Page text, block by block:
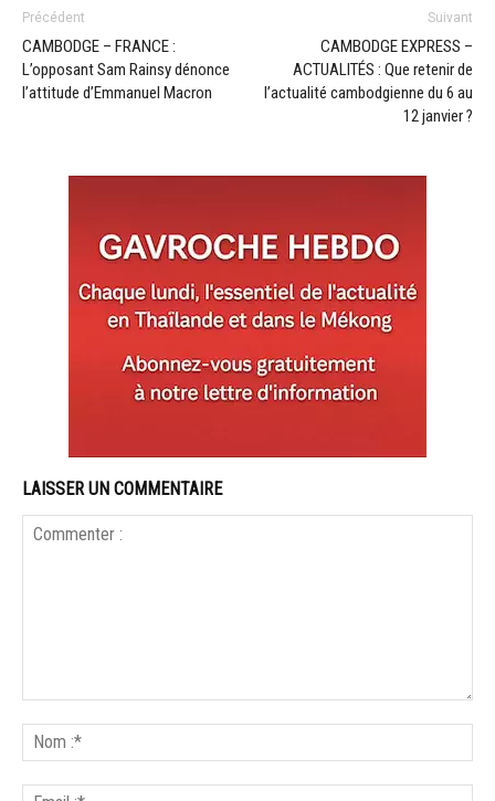
Précédent
CAMBODGE – FRANCE :
L’opposant Sam Rainsy dénonce
l’attitude d’Emmanuel Macron
Suivant
CAMBODGE EXPRESS –
ACTUALITÉS : Que retenir de
l’actualité cambodgienne du 6 au
12 janvier ?
LAISSER UN COMMENTAIRE